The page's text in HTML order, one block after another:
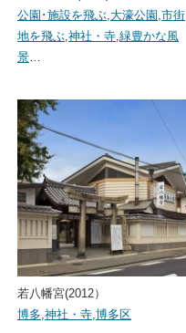
公園･施設を飛ぶ,大濠公園 ,市街
地を飛ぶ,神社・寺,緑豊かな風
景…
若八幡宮(2012）
博多,神社・寺,博多区